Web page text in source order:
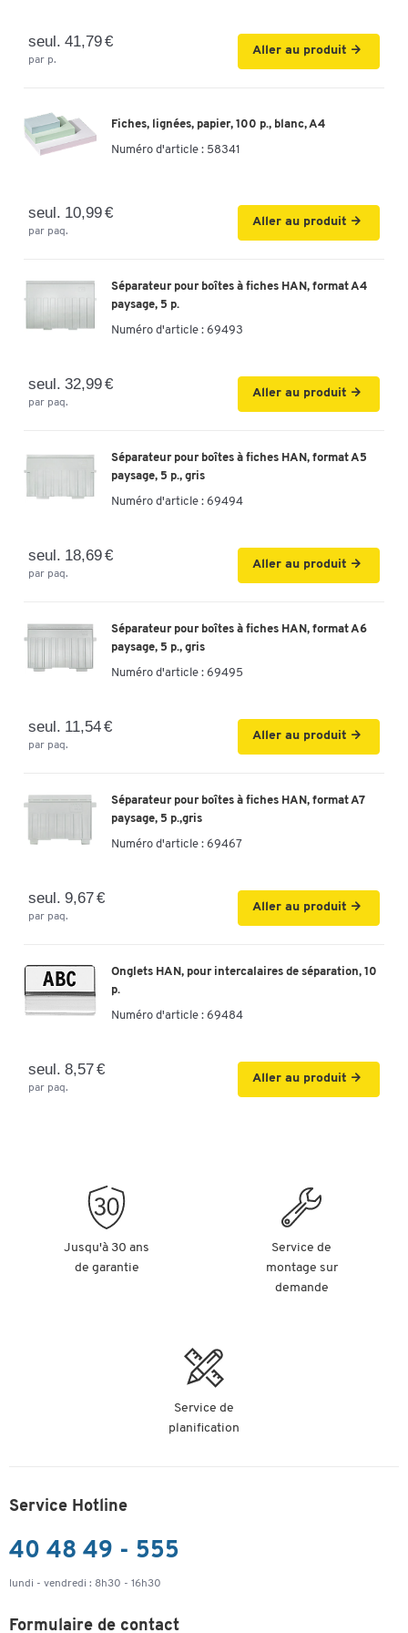
seul. 41,79 €
par p.
Aller au produit
Fiches, lignées, papier, 100 p., blanc, A4
Numéro d'article : 58341
seul. 10,99 €
par paq.
Aller au produit
Séparateur pour boîtes à fiches HAN, format A4
paysage, 5 p.
Numéro d'article : 69493
seul. 32,99 €
par paq.
Aller au produit
Séparateur pour boîtes à fiches HAN, format A5
paysage, 5 p., gris
Numéro d'article : 69494
seul. 18,69 €
par paq.
Aller au produit
Séparateur pour boîtes à fiches HAN, format A6
paysage, 5 p., gris
Numéro d'article : 69495
seul. 11,54 €
par paq.
Aller au produit
Séparateur pour boîtes à fiches HAN, format A7
paysage, 5 p.,gris
Numéro d'article : 69467
seul. 9,67 €
par paq.
Aller au produit
Onglets HAN, pour intercalaires de séparation, 10
p.
Numéro d'article : 69484
seul. 8,57 €
par paq.
Aller au produit
Jusqu'à 30 ans
de garantie
Service de
montage sur
demande
Service de
planification
Service Hotline
40 48 49 - 555
lundi - vendredi : 8h30 - 16h30
Formulaire de contact